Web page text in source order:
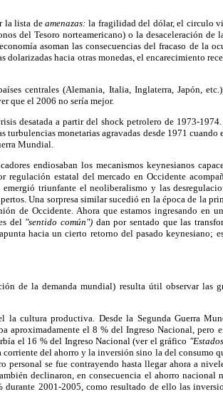
la lista deamenazas: la fragilidad del dólar, el circulo
del Tesoro norteamericano) o la desaceleración de
asoman las consecuencias del fracaso de la
hacia otras monedas, el encarecimiento
centrales (Alemania, Italia, Inglaterra, Japón,
que el 2006 no sería mejor.
desatada a partir del shock petrolero de 1973-
turbulencias monetarias agravadas desde 1971
Mundial.
endiosaban los mecanismos keynesianos
estatal del mercado en Occidente
triunfante el neoliberalismo y las
Una sorpresa similar sucedió en la época de la
de Occidente. Ahora que estamos ingresando en
del "sentido común") dan por sentado que las
hacia un cierto retorno del pasado keynesiano;
de la demanda mundial) resulta útil observar las
cultura productiva. Desde la Segunda Guerra
aproximadamente el 8 % del Ingreso Nacional, pero
el 16 % del Ingreso Nacional (ver el gráfico
del ahorro y la inversión sino la del consumo
se fue contrayendo hasta llegar ahora a
declinaron, en consecuencia el ahorro nacional
2001-2005, como resultado de ello las